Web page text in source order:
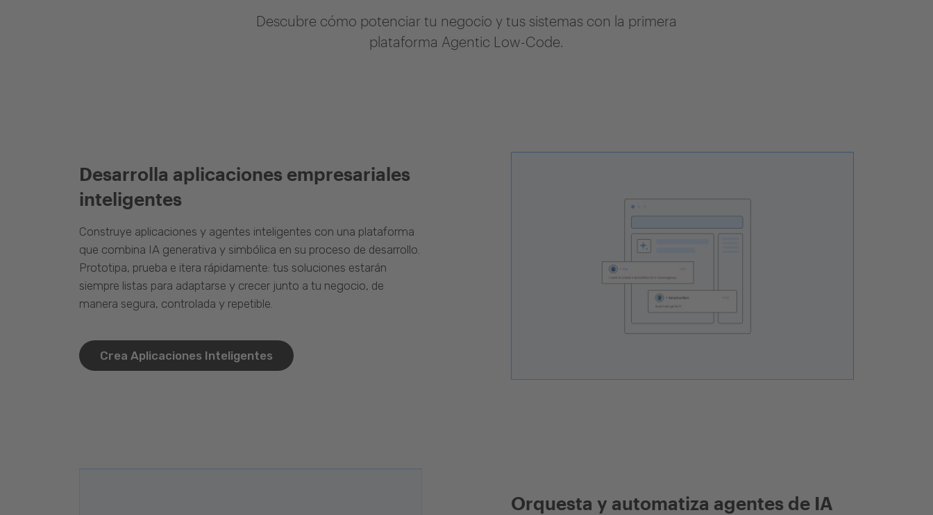
Descubre cómo potenciar tu negocio y tus sistemas con la primera
plataforma Agentic Low-Code.
Desarrolla aplicaciones empresariales
inteligentes
Construye aplicaciones y agentes inteligentes con una plataforma
que combina IA generativa y simbólica en su proceso de desarrollo.
Prototipa, prueba e itera rápidamente: tus soluciones estarán
siempre listas para adaptarse y crecer junto a tu negocio, de
manera segura, controlada y repetible.
Crea Aplicaciones Inteligentes
Orquesta y automatiza agentes de IA